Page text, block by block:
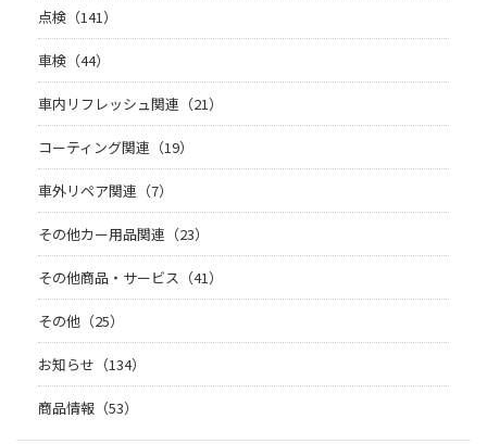
点検（141）
車検（44）
車内リフレッシュ関連（21）
コーティング関連（19）
車外リペア関連（7）
その他カー用品関連（23）
その他商品・サービス（41）
その他（25）
お知らせ（134）
商品情報（53）